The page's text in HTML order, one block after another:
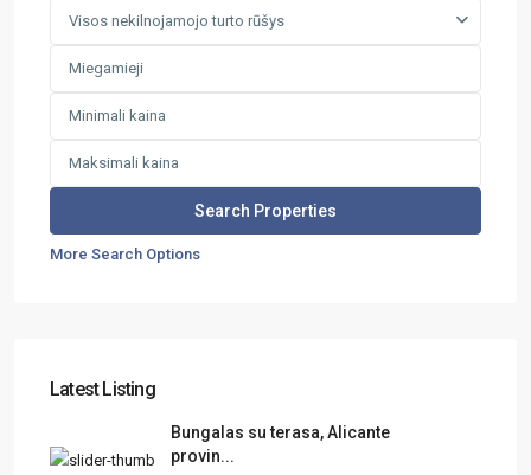
Visos nekilnojamojo turto rūšys
More Search Options
Latest Listing
Bungalas su terasa, Alicante
provin...